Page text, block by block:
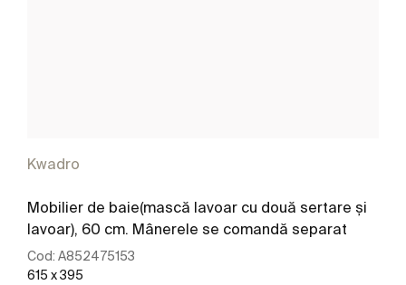
Kwadro
Mobilier de baie(mască lavoar cu două sertare și
lavoar), 60 cm. Mânerele se comandă separat
Cod: A852475153
615 x 395